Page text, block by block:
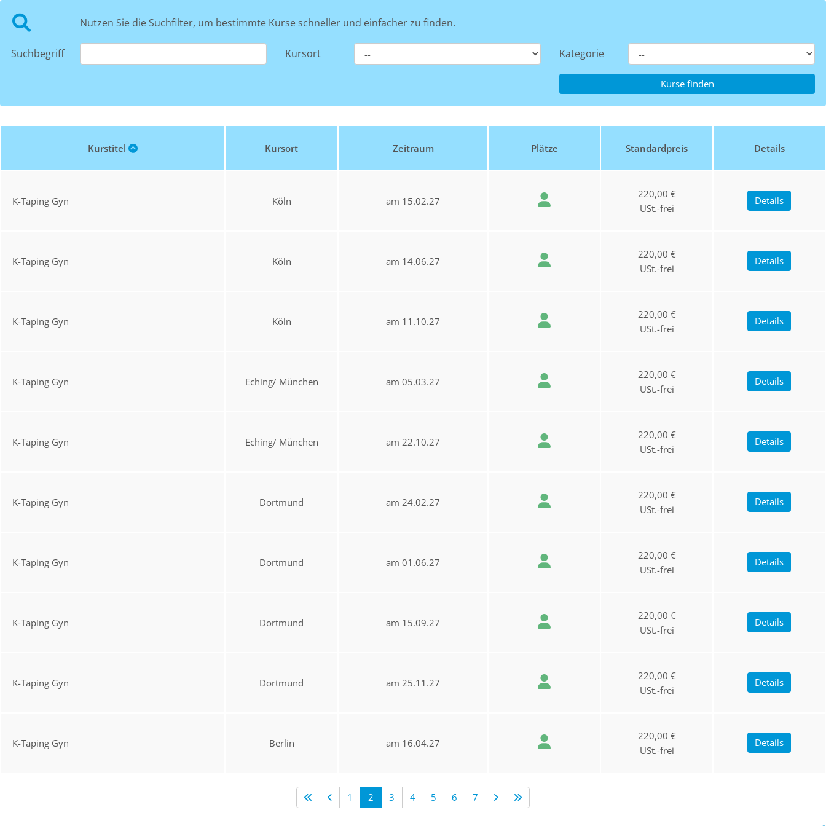
Nutzen Sie die Suchfilter, um bestimmte Kurse schneller und einfacher zu finden.
Suchbegriff Kursort Kategorie
Kurstitel Kursort Zeitraum Plätze Standardpreis Details
K-Taping Gyn Köln am 15.02.27
220,00 €
USt.-frei
Details
K-Taping Gyn Köln am 14.06.27
220,00 €
USt.-frei
Details
K-Taping Gyn Köln am 11.10.27
220,00 €
USt.-frei
Details
K-Taping Gyn Eching/ München am 05.03.27
220,00 €
USt.-frei
Details
K-Taping Gyn Eching/ München am 22.10.27
220,00 €
USt.-frei
Details
K-Taping Gyn Dortmund am 24.02.27
220,00 €
USt.-frei
Details
K-Taping Gyn Dortmund am 01.06.27
220,00 €
USt.-frei
Details
K-Taping Gyn Dortmund am 15.09.27
220,00 €
USt.-frei
Details
K-Taping Gyn Dortmund am 25.11.27
220,00 €
USt.-frei
Details
K-Taping Gyn Berlin am 16.04.27
220,00 €
USt.-frei
Details
1 2 3 4 5 6 7